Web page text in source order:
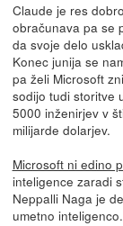
Claude je res
obračunava pa se
da svoje delo
Konec junija se
pa želi Microsoft
sodijo tudi storitve
5000 inženirjev v
milijarde dolarjev.
Microsoft ni edino
inteligence zaradi
Neppalli Naga je
umetno